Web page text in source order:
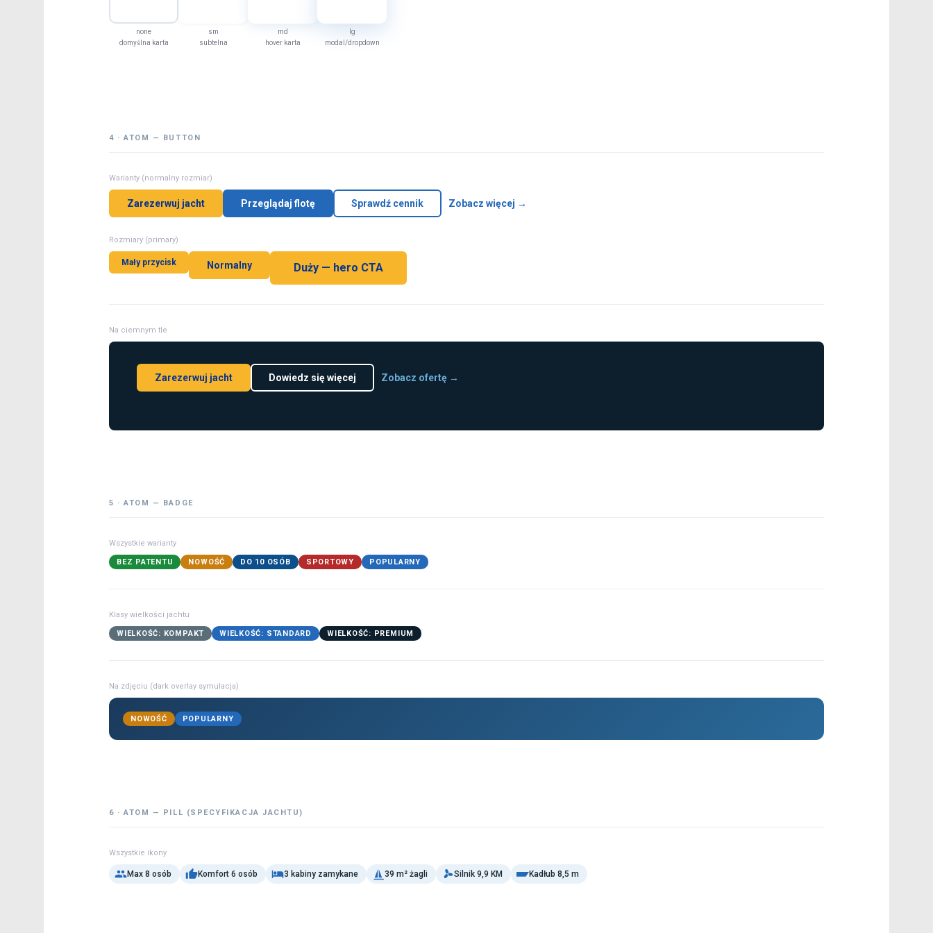
none
domyślna karta
sm
subtelna
md
hover karta
lg
modal/dropdown
4 · ATOM — BUTTON
Warianty (normalny rozmiar)
Zarezerwuj jacht Przeglądaj flotę Sprawdź cennik Zobacz więcej →
Rozmiary (primary)
Mały przycisk Normalny Duży — hero CTA
Na ciemnym tle
Zarezerwuj jacht Dowiedz się więcej Zobacz ofertę →
5 · ATOM — BADGE
Wszystkie warianty
BEZ PATENTU NOWOŚĆ DO 10 OSÓB SPORTOWY POPULARNY
Klasy wielkości jachtu
WIELKOŚĆ: KOMPAKT WIELKOŚĆ: STANDARD WIELKOŚĆ: PREMIUM
Na zdjęciu (dark overlay symulacja)
NOWOŚĆ POPULARNY
6 · ATOM — PILL (SPECYFIKACJA JACHTU)
Wszystkie ikony
Max 8 osób Komfort 6 osób 3 kabiny zamykane 39 m² żagli Silnik 9,9 KM Kadłub 8,5 m